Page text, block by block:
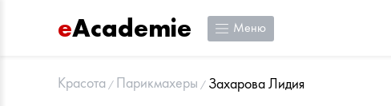
eAcademie Меню
Красота Парикмахеры Захарова Лидия